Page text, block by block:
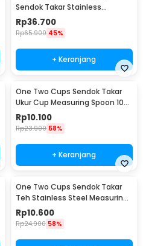
Sendok Takar Stainless
Measuring Spoon 8 PCS - 167
Rp36.700
Rp65.900 45%
+ Keranjang
One Two Cups Sendok Takar
Ukur Cup Measuring Spoon 10
PCS - 16799
Rp10.100
Rp23.900 58%
+ Keranjang
One Two Cups Sendok Takar
Teh Stainless Steel Measuring
Spoon 5 PCS - S301
Rp10.600
Rp24.900 58%